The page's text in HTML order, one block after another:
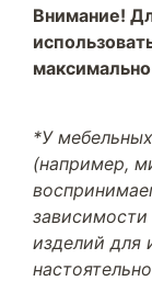
Внимание!
*У
(например,
зависимости
изделий для